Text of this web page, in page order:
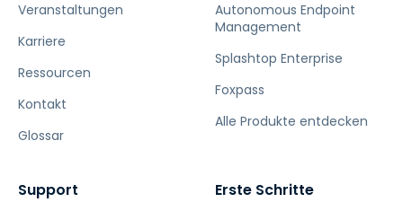
Veranstaltungen
Karriere
Ressourcen
Kontakt
Glossar
Autonomous Endpoint
Management
Splashtop Enterprise
Foxpass
Alle Produkte entdecken
Support Erste Schritte